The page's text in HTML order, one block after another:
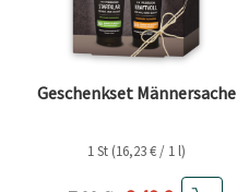
Geschenkset Männersache
1 St (16,23 € / 1 l)